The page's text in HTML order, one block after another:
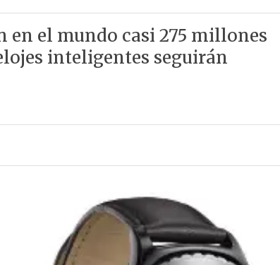
en el mundo casi 275 millones
inteligentes seguirán